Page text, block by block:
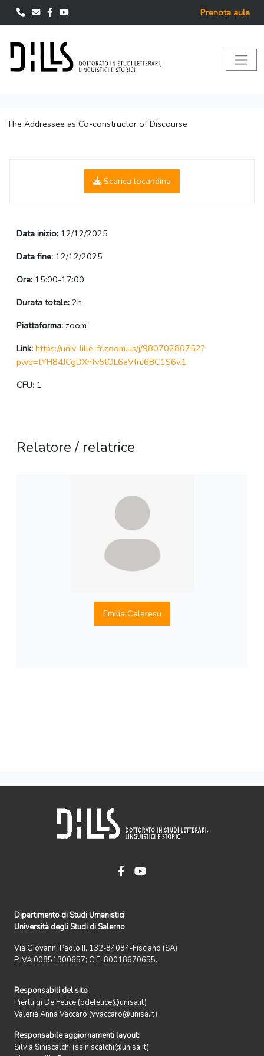
Prenota aule
The Addressee as Co-constructor of Discourse
Scarica locandina
Data inizio: 12/12/2025
Data fine: 12/12/2025
Ora: 15:00-17:00
Durata totale: 2h
Piattaforma: zoom
Link: https://univ-lille-fr.zoom.us/j/98070280752?
pwd=tYH84JCgDXnfv5tOL6eVfnJ6BC1S6v.1
CFU: 1
Relatore / relatrice
Emilia Calaresu
Dipartimento di Studi Umanistici
Università degli Studi di Salerno
Via Giovanni Paolo II, 132-84084-Fisciano (SA)
P.IVA 00851300657; C.F. 80018670655.
Responsabili del sito
Pierluigi De Felice (pdefelice@unisa.it)
Valeria Anna Vaccaro (vvaccaro@unisa.it)
Responsabile aggiornamenti layout:
Silvia Siniscalchi (ssiniscalchi@unisa.it)